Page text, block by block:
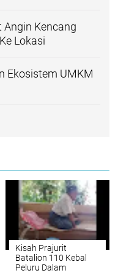
Angin Kencang
Lokasi
Ekosistem UMKM
Kisah Prajurit
Batalion 110 Kebal
Peluru Dalam